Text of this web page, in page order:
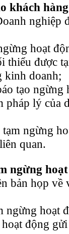
khách
nghiệp
hoạt
được
kinh doanh;
tạo ngừng
lý của
ngừng
quan.
ngừng
họp về
hoạt
động